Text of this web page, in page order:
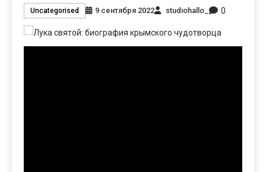
Uncategorised 9 сентября 2022 studiohallo_ 0